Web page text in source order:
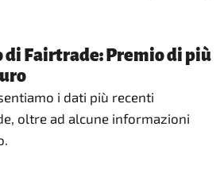
Fairtrade: Premio di più
i dati più recenti
oltre ad alcune informazioni